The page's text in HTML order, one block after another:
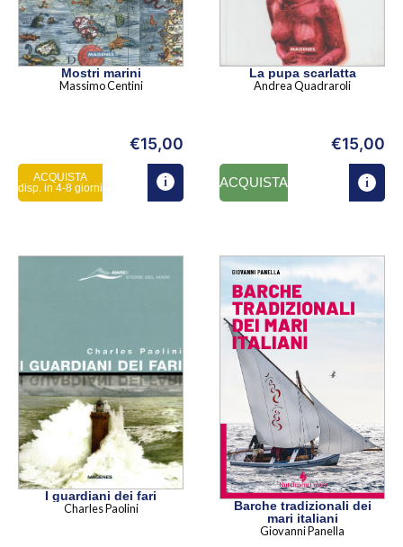
Mostri marini
Massimo Centini
€15,00
ACQUISTA
disp. in 4-8 giorni
La pupa scarlatta
Andrea Quadraroli
€15,00
ACQUISTA
I guardiani dei fari
Charles Paolini
Barche tradizionali dei
mari italiani
Giovanni Panella